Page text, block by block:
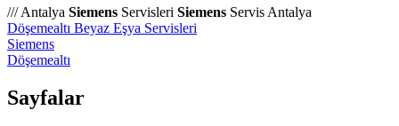
/// Antalya Siemens Servisleri Siemens Servis Antalya
Döşemealtı Beyaz Eşya Servisleri
Siemens
Döşemealtı
Sayfalar